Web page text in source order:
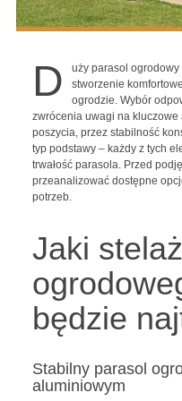
D
uży parasol ogrodowy
stworzenie
ogrodzie. Wybór
zwrócenia uwagi na kluczowe
poszycia, przez stabilność
typ podstawy – każdy z tych
trwałość parasola. Przed
przeanalizować dostępne
potrzeb.
Jaki
będzie
Stabilny parasol
aluminiowym